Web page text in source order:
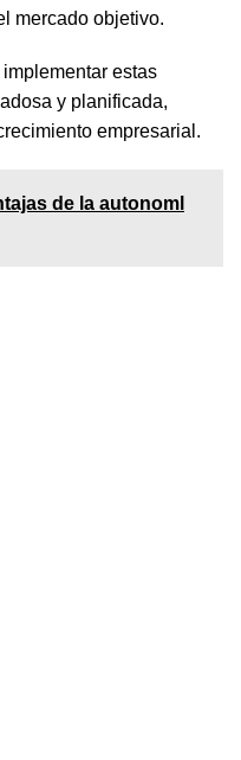
mercado objetivo.
estas
y planificada,
empresarial.
de la autonoml